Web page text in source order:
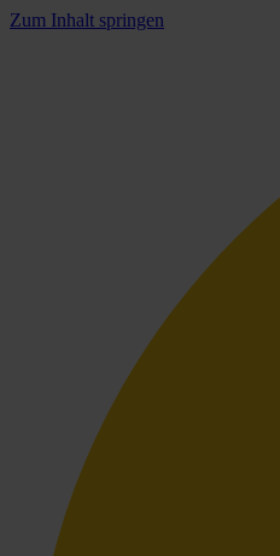
Zum Inhalt springen